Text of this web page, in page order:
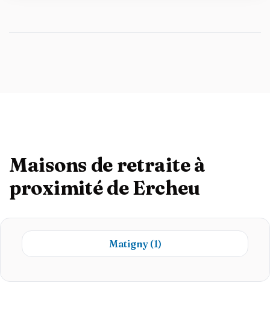
Maisons de retraite à
proximité de Ercheu
Matigny (1)